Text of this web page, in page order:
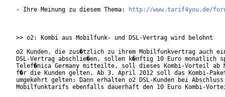
- Ihre Meinung zu diesem Thema:
http://www.tarif4you.de/
>> o2: Kombi aus Mobilfunk- und DSL-Vertrag wird belohnt
o2 Kunden, die zus�tzlich zu ihrem Mobilfunkvertrag auch
DSL-Vertrag abschlie�en, sollen k�nftig 10 Euro monatlich
Telef�nica Germany mitteilte, soll dieses Kombi-Vorteil ab
f�r die Kunden gelten. Ab 3. April 2012 soll das Kombi-
umgekehrt gelten: Dann erhalten o2 DSL-Kunden bei
Mobilfunktarifs ebenfalls dauerhaft den 10 Euro Kombi-